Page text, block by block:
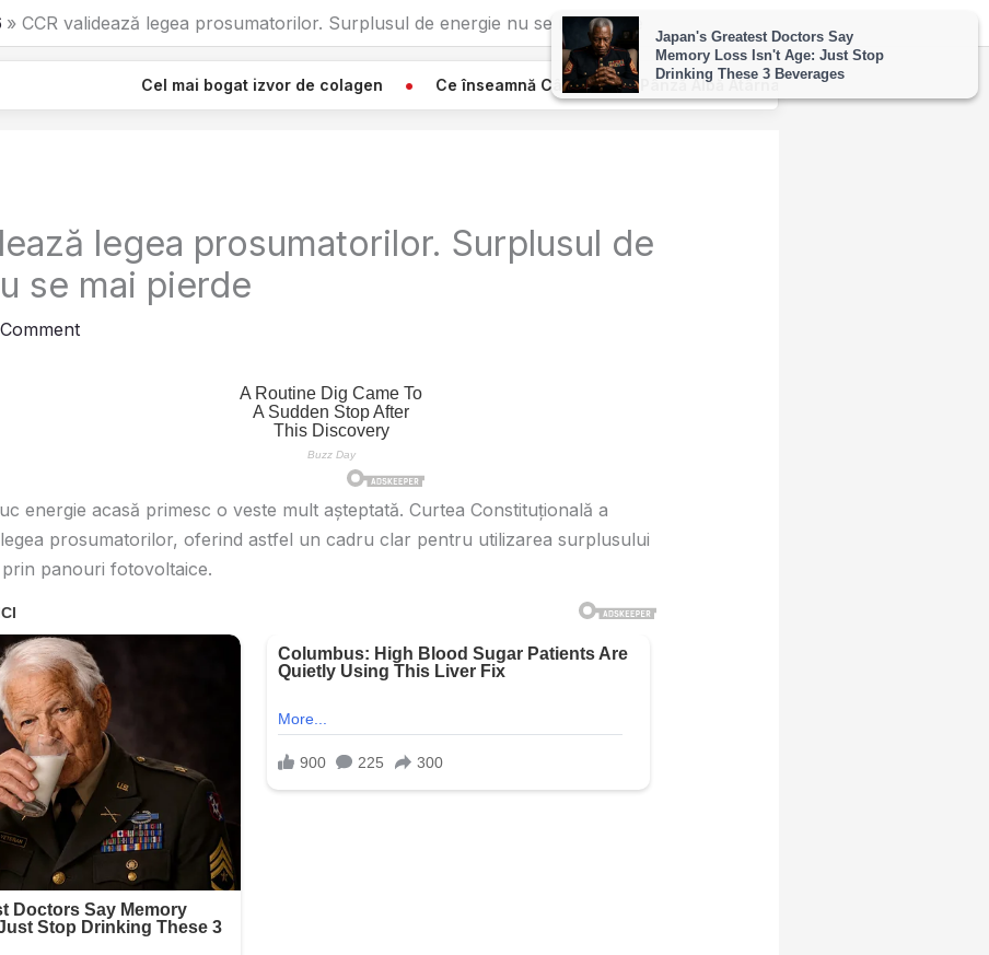
CCR validează legea prosumatorilor. Surplusul de energie nu se mai pierde
Cel mai bogat izvor de colagen Ce înseamnă Când Vezi O Pânză Albă Atârnată De Geamul Unei Mașini. Semnalul…
legea prosumatorilor. Surplusul de
se mai pierde
energie acasă primesc o veste mult așteptată. Curtea Constituțională a
prosumatorilor, oferind astfel un cadru clar pentru utilizarea surplusului
panouri fotovoltaice.